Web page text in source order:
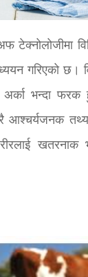
टेक्नोलोजीमा
गरिएको छ।
भन्दा
आश्चर्यजनक
खतरनाक